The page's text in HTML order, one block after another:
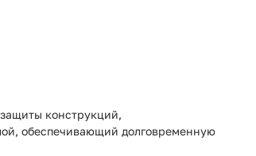
конструкций,
обеспечивающий долговременную